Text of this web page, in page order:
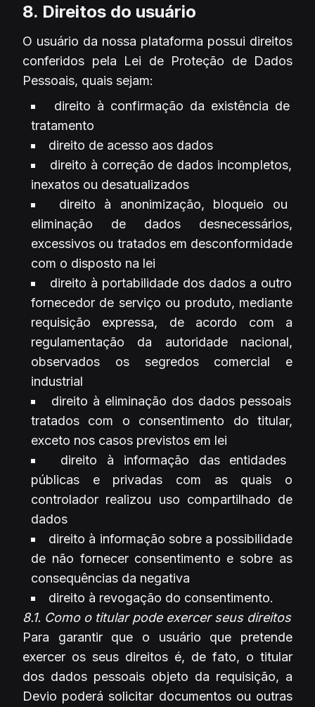
8. Direitos do usuário
O usuário da nossa plataforma possui direitos
conferidos pela Lei de Proteção de Dados
Pessoais, quais sejam:
direito à confirmação da existência de
tratamento
direito de acesso aos dados
direito à correção de dados incompletos,
inexatos ou desatualizados
direito à anonimização, bloqueio ou
eliminação de dados desnecessários,
excessivos ou tratados em desconformidade
com o disposto na lei
direito à portabilidade dos dados a outro
fornecedor de serviço ou produto, mediante
requisição expressa, de acordo com a
regulamentação da autoridade nacional,
observados os segredos comercial e
industrial
direito à eliminação dos dados pessoais
tratados com o consentimento do titular,
exceto nos casos previstos em lei
direito à informação das entidades
públicas e privadas com as quais o
controlador realizou uso compartilhado de
dados
direito à informação sobre a possibilidade
de não fornecer consentimento e sobre as
consequências da negativa
direito à revogação do consentimento.
8.1. Como o titular pode exercer seus direitos
Para garantir que o usuário que pretende
exercer os seus direitos é, de fato, o titular
dos dados pessoais objeto da requisição, a
Devio poderá solicitar documentos ou outras